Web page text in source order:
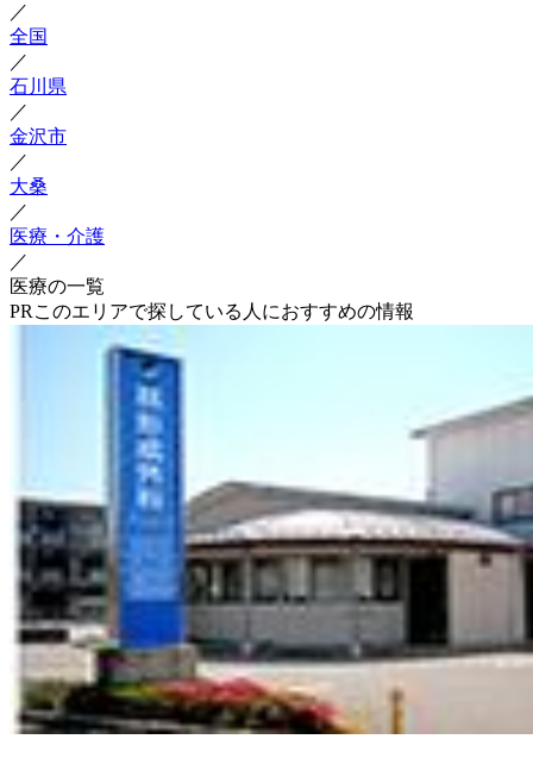
／
全国
／
石川県
／
金沢市
／
大桑
／
医療・介護
／
医療の一覧
PR このエリアで探している人におすすめの情報